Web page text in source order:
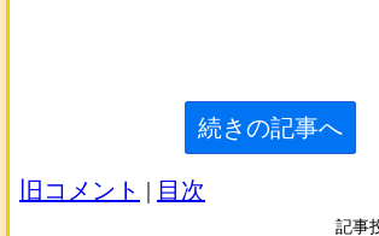
続きの記事へ
旧コメント | 目次
記事